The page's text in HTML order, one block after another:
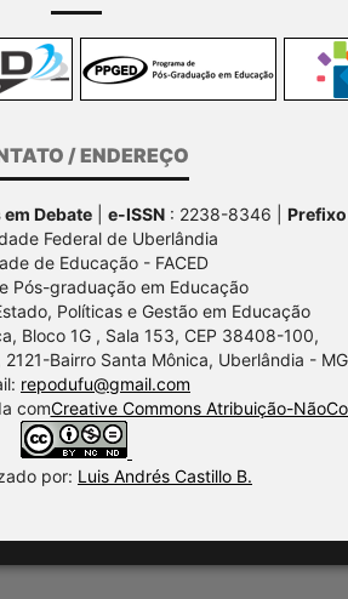
/ ENDEREÇO
Debate| e-ISSN: 2238-8346 | Prefixo
Federal de Uberlândia
de Educação - FACED
Pós-graduação em Educação
Políticas e Gestão em Educação
Bloco 1G , Sala 153, CEP 38408-100,
Bairro Santa Mônica, Uberlândia - MG
repodufu@gmail.com
comCreative Commons Atribuição-
por: Luis Andrés Castillo B.